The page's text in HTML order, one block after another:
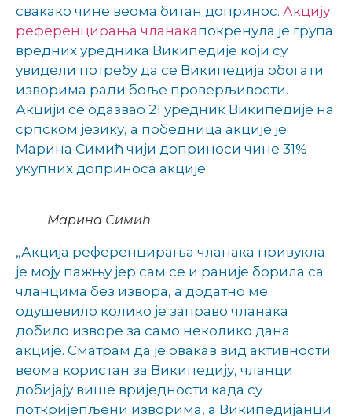
свакако чине веома битан допринос. Акцију
референцирања чланакапокренула је група
вредних уредника Википедије који су
увидели потребу да се Википедија обогати
изворима ради боље проверљивости.
Акцији се одазвао 21 уредник Википедије на
српском језику, а победница акције је
Марина Симић чији доприноси чине 31%
укупних доприноса акције.
Марина Симић
„Акција референцирања чланака привукла
је моју пажњу јер сам се и раније борила са
чланцима без извора, а додатно ме
одушевило колико је заправо чланака
добило изворе за само неколико дана
акције. Сматрам да је овакав вид активности
веома користан за Википедију, чланци
добијају више вриједности када су
поткријепљени изворима, а Википедијанци